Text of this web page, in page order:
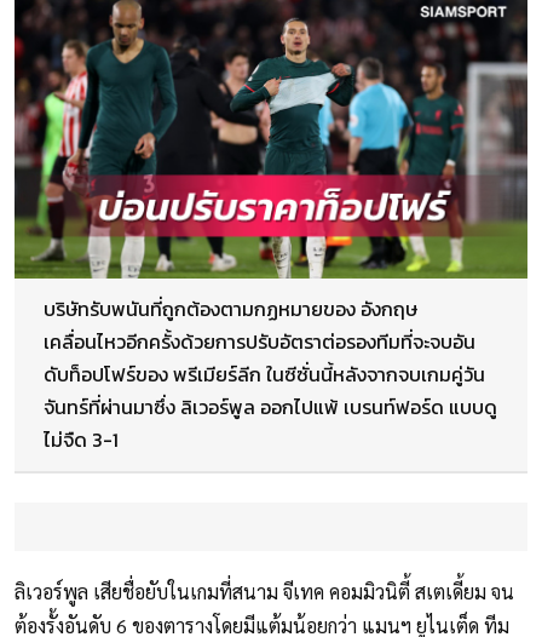
บริษัทรับพนันที่ถูกต้องตามกฏหมายของ อังกฤษ
เคลื่อนไหวอีกครั้งด้วยการปรับอัตราต่อรองทีมที่จะจบอัน
ดับท็อปโฟร์ของ พรีเมียร์ลีก ในซีซั่นนี้หลังจากจบเกมคู่วัน
จันทร์ที่ผ่านมาซึ่ง ลิเวอร์พูล ออกไปแพ้ เบรนท์ฟอร์ด แบบดู
ไม่จืด 3-1
ลิเวอร์พูล เสียชื่อยับในเกมที่สนาม จีเทค คอมมิวนิตี้ สเตเดี้ยม จน
ต้องรั้งอันดับ 6 ของตารางโดยมีแต้มน้อยกว่า แมนฯ ยูไนเต็ด ทีม